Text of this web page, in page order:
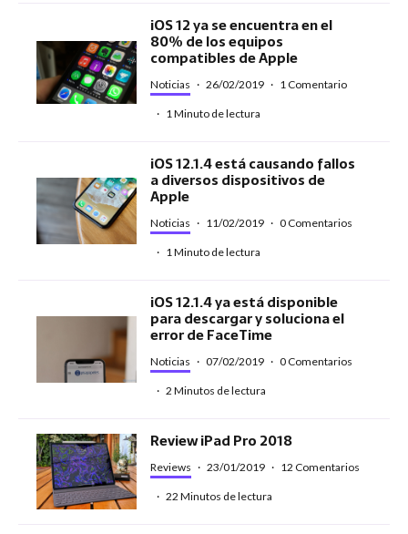
iOS 12 ya se encuentra en el
80% de los equipos
compatibles de Apple
Noticias · 26/02/2019 · 1 Comentario
· 1 Minuto de lectura
iOS 12.1.4 está causando fallos
a diversos dispositivos de
Apple
Noticias · 11/02/2019 · 0 Comentarios
· 1 Minuto de lectura
iOS 12.1.4 ya está disponible
para descargar y soluciona el
error de FaceTime
Noticias · 07/02/2019 · 0 Comentarios
· 2 Minutos de lectura
Review iPad Pro 2018
Reviews · 23/01/2019 · 12 Comentarios
· 22 Minutos de lectura